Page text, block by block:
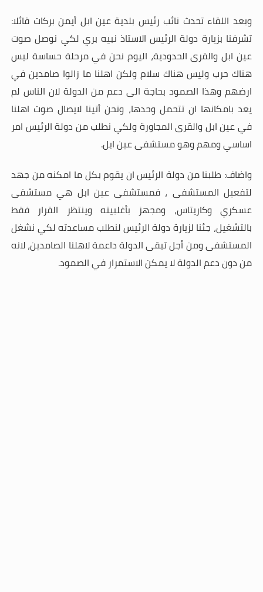
وبعد اللقاء تحدث نائب رئيس بلدية عين ابل أيمن بركات قائلا:
تشرفنا بزيارة دولة الرئيس الاستاذ نبيه بري لكي نوصل صوت
عين ابل والقرى الحدودية، اليوم نحن في مرحلة حساسة ليس
هناك حرب وليس هناك سلام ولكن اهلنا ما زالوا صامدين في
ارضهم وهذا الصمود بحاجة الى دعم من الدولة لان الناس لم
يعد بامكانها ان تتحمل وحدها، ونحن أتينا لايصال صوت اهلنا
في عين ابل والقرى المجاورة ولكي نطلب من دولة الرئيس امر
اساسي ومهم وهو مستشفى عين ابل.
واضاف: طلبنا من دولة الرئيس ان يقوم بكل ما امكنه من جهد
لتفعيل المستشفى ، فمستشفى عين ابل هي مستشفى
عسكري وكاريتاس، ومجهز بأغلبيته وينتظر القرار فقط
بالتشغيل، جئنا لزيارة دولة الرئيس لنطلب مساعدته لكي نشغل
المستشفى ومن أجل تبقى الدولة داعمة لاهلنا الصامدين، لانه
من دون دعم الدولة لا يمكن الاستمرار في الصمود.